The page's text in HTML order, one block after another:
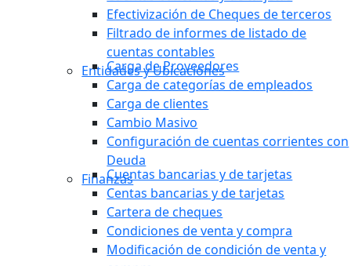
Efectivización de Cheques de terceros
Filtrado de informes de listado de
cuentas contables
Entidades y Ubicaciones
Carga de Proveedores
Carga de categorías de empleados
Carga de clientes
Cambio Masivo
Configuración de cuentas corrientes con
Deuda
FinanzasCuentas bancarias y de tarjetas
Centas bancarias y de tarjetas
Cartera de cheques
Condiciones de venta y compra
Modificación de condición de venta y